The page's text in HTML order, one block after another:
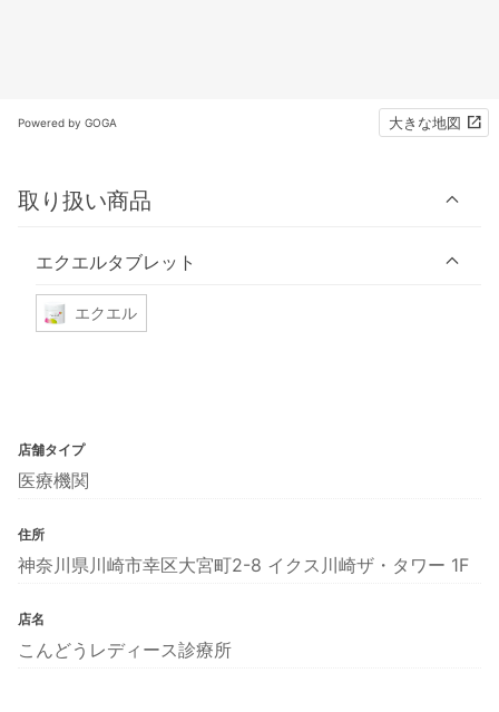
Powered by GOGA 大きな地図
取り扱い商品
エクエルタブレット
エクエル
店舗タイプ
医療機関
住所
神奈川県川崎市幸区大宮町2-8 イクス川崎ザ・タワー 1F
店名
こんどうレディース診療所